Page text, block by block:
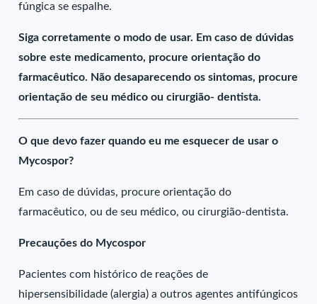
fúngica se espalhe.
Siga corretamente o modo de usar. Em caso de dúvidas
sobre este medicamento, procure orientação do
farmacêutico. Não desaparecendo os sintomas, procure
orientação de seu médico ou cirurgião- dentista.
O que devo fazer quando eu me esquecer de usar o
Mycospor?
Em caso de dúvidas, procure orientação do
farmacêutico, ou de seu médico, ou cirurgião-dentista.
Precauções do Mycospor
Pacientes com histórico de reações de
hipersensibilidade (alergia) a outros agentes antifúngicos